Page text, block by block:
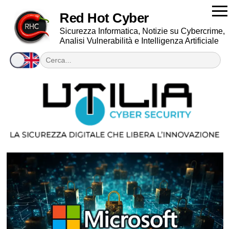
Red Hot Cyber
Sicurezza Informatica, Notizie su Cybercrime,
Analisi Vulnerabilità e Intelligenza Artificiale